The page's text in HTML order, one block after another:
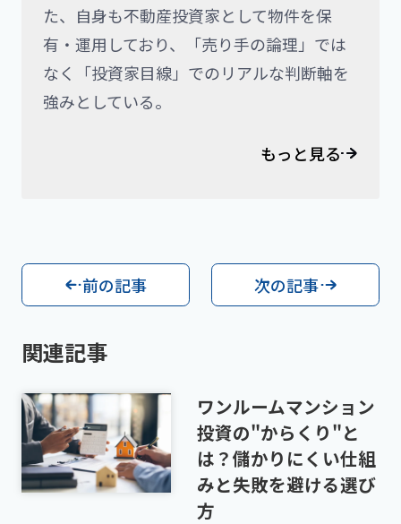
た、自身も不動産投資家として物件を保
有・運用しており、「売り手の論理」では
なく「投資家目線」でのリアルな判断軸を
強みとしている。
もっと見る
前の記事 次の記事
関連記事
ワンルームマンション
投資の"からくり"と
は？儲かりにくい仕組
みと失敗を避ける選び
方